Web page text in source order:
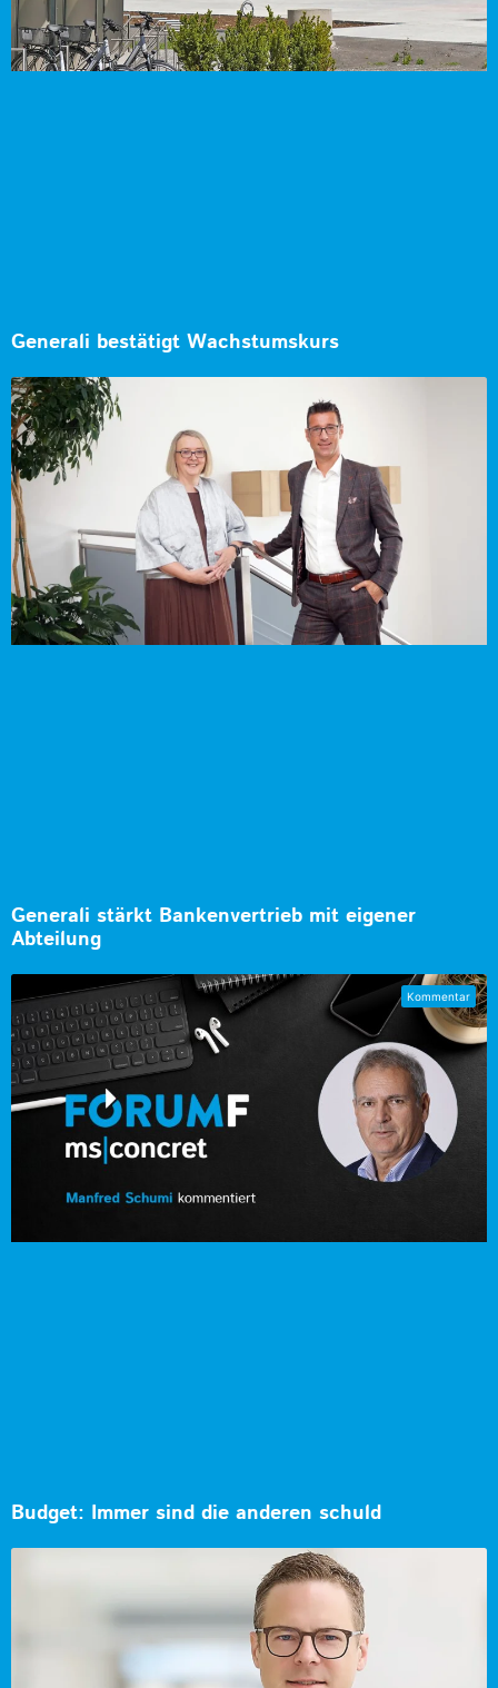
Generali bestätigt Wachstumskurs
Generali stärkt Bankenvertrieb mit eigener
Abteilung
Budget: Immer sind die anderen schuld